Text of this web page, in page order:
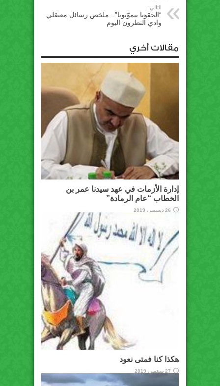
التالي:
“الحقونا بيموّتونا”.. ملخص رسائل معتقلي
وادي النطرون اليوم
مقالات أخري
إدارة الأزمات في عهد سيدنا عمر بن
الخطاب “عام الرمادة”
26 ديسمبر، 2019
هكذا كنا فمتى نعود
27 سبتمبر، 2019